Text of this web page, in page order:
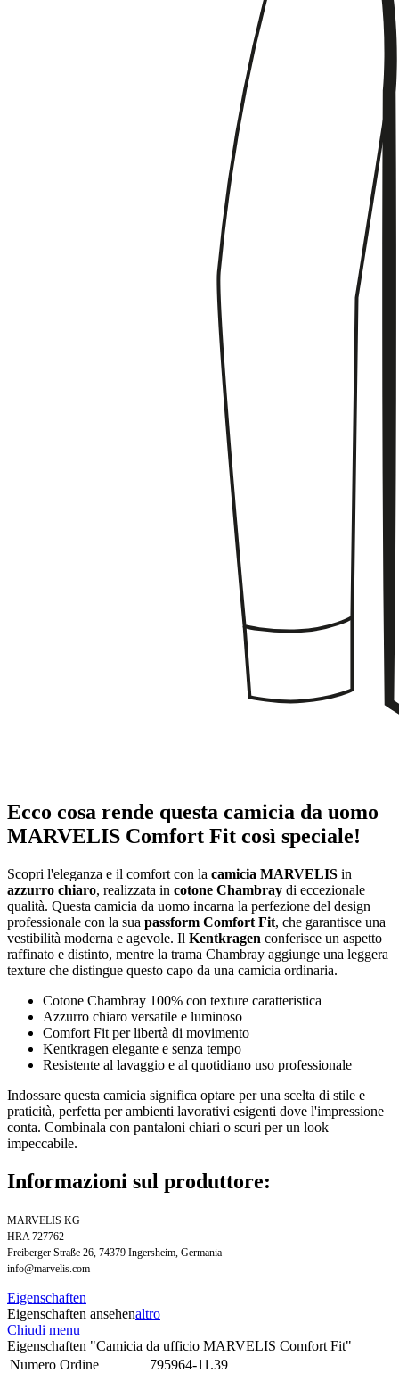
Ecco cosa rende questa camicia da uomo
MARVELIS Comfort Fit così speciale!
Scopri l'eleganza e il comfort con la camicia MARVELIS in
azzurro chiaro, realizzata in cotone Chambray di eccezionale
qualità. Questa camicia da uomo incarna la perfezione del design
professionale con la sua passform Comfort Fit, che garantisce una
vestibilità moderna e agevole. Il Kentkragen conferisce un aspetto
raffinato e distinto, mentre la trama Chambray aggiunge una leggera
texture che distingue questo capo da una camicia ordinaria.
Cotone Chambray 100% con texture caratteristica
Azzurro chiaro versatile e luminoso
Comfort Fit per libertà di movimento
Kentkragen elegante e senza tempo
Resistente al lavaggio e al quotidiano uso professionale
Indossare questa camicia significa optare per una scelta di stile e
praticità, perfetta per ambienti lavorativi esigenti dove l'impressione
conta. Combinala con pantaloni chiari o scuri per un look
impeccabile.
Informazioni sul produttore:
MARVELIS KG
HRA 727762
Freiberger Straße 26, 74379 Ingersheim, Germania
info@marvelis.com
Eigenschaften
Eigenschaften ansehenaltro
Chiudi menu
Eigenschaften "Camicia da ufficio MARVELIS Comfort Fit"
Numero Ordine
795964-11.39